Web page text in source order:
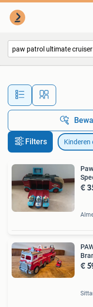
Filters Kinderen
€
€